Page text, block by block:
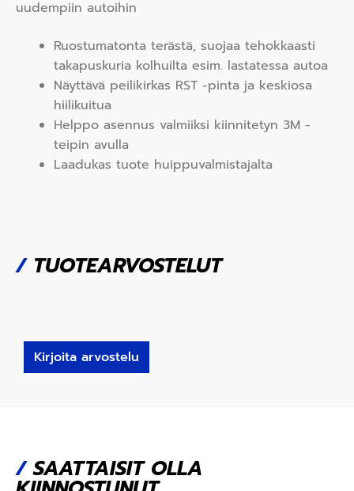
uudempiin autoihin
Ruostumatonta terästä, suojaa tehokkaasti
takapuskuria kolhuilta esim. lastatessa autoa
Näyttävä peilikirkas RST -pinta ja keskiosa
hiilikuitua
Helppo asennus valmiiksi kiinnitetyn 3M -
teipin avulla
Laadukas tuote huippuvalmistajalta
/TUOTEARVOSTELUT
Kirjoita arvostelu
/SAATTAISIT OLLA